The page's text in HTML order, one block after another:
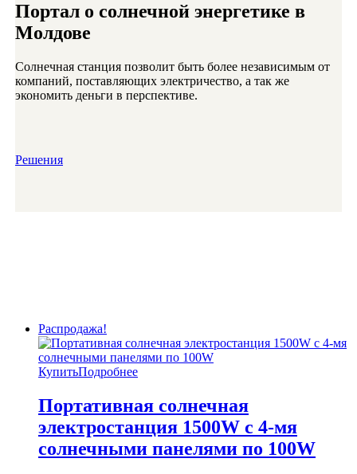
Портал о солнечной энергетике в
Молдове
Солнечная станция позволит быть более независимым от
компаний, поставляющих электричество, а так же
экономить деньги в перспективе.
Решения
Распродажа!
КупитьПодробнее
Портативная солнечная
электростанция 1500W с 4-мя
солнечными панелями по 100W